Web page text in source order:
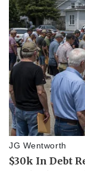
Pháp luật
Vụ án
Tin nóng
Tư vấn luật